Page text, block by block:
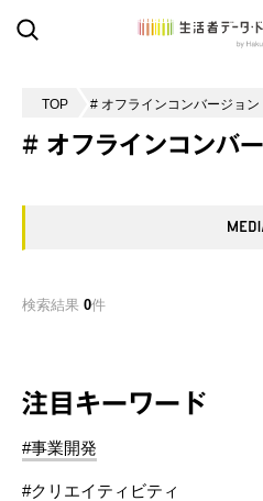
TOP # オフラインコンバージョン
# オフラインコンバ
検索結果 0件
注目キーワード
#事業開発
#クリエイティビティ